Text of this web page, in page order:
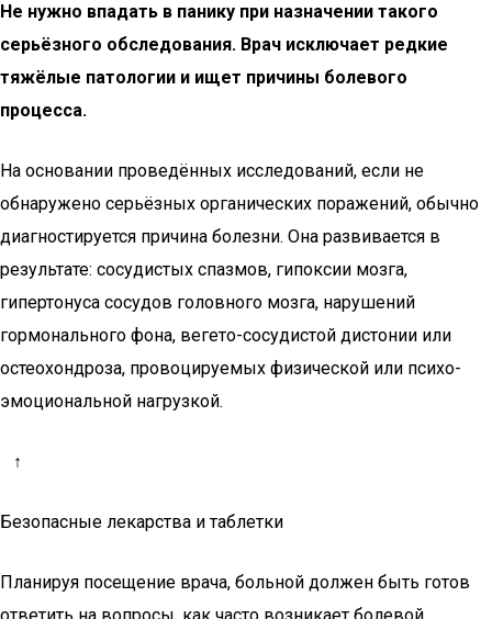
Не нужно впадать в панику при назначении такого
серьёзного обследования. Врач исключает редкие
тяжёлые патологии и ищет причины болевого
процесса.
На основании проведённых исследований, если не
обнаружено серьёзных органических поражений, обычно
диагностируется причина болезни. Она развивается в
результате: сосудистых спазмов, гипоксии мозга,
гипертонуса сосудов головного мозга, нарушений
гормонального фона, вегето-сосудистой дистонии или
остеохондроза, провоцируемых физической или психо-
эмоциональной нагрузкой.
↑
Безопасные лекарства и таблетки
Планируя посещение врача, больной должен быть готов